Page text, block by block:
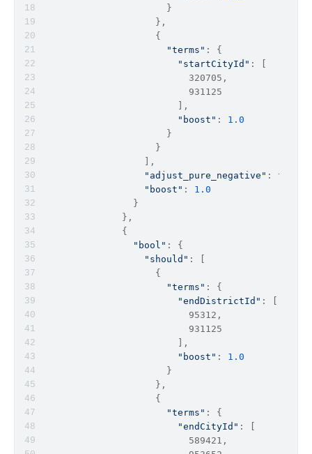
                      }
                    },
                    {
"terms" : {
"startCityId" : [
                          320705,
                          931125
                        ],
"boost" : 1.0
                      }
                    }
                  ],
"adjust_pure_negative" : true
"boost" : 1.0
                }
              },
              {
"bool" : {
"should" : [
                    {
"terms" : {
"endDistrictId" : [
                          95312,
                          931125
                        ],
"boost" : 1.0
                      }
                    },
                    {
"terms" : {
"endCityId" : [
                          589421,